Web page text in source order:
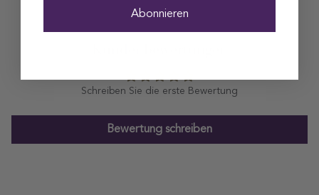
Schreiben Sie die erste Bewertung
Bewertung schreiben
Abonnieren